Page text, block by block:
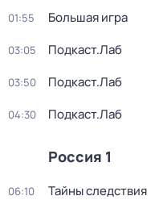
01:55 Большая игра
03:05 Подкаст.Лаб
03:50 Подкаст.Лаб
04:30 Подкаст.Лаб
Россия 1
06:10 Тайны следствия